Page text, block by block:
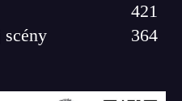
421
364